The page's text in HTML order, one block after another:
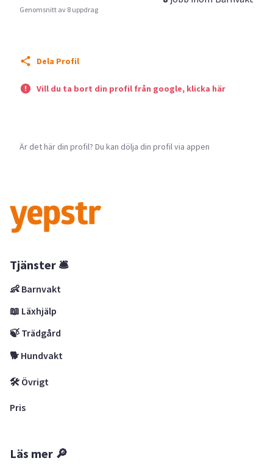
Genomsnitt av 8 uppdrag
Dela Profil
Vill du ta bort din profil från google, klicka här
Är det här din profil? Du kan dölja din profil via appen
Tjänster 🛎
👶 Barnvakt
📖 Läxhjälp
🍃 Trädgård
🐕 Hundvakt
🛠 Övrigt
Pris
Läs mer 🔎